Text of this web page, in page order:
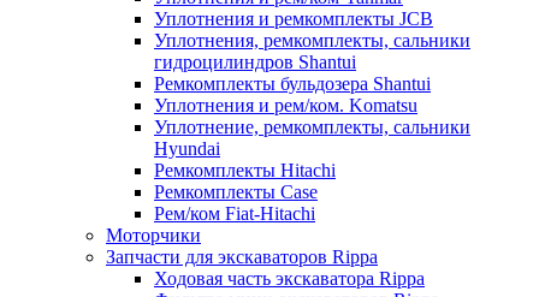
Уплотнения и ремкомплекты JCB
Уплотнения, ремкомплекты, сальники
гидроцилиндров Shantui
Ремкомплекты бульдозера Shantui
Уплотнения и рем/ком. Komatsu
Уплотнение, ремкомплекты, сальники
Hyundai
Ремкомплекты Hitachi
Ремкомплекты Case
Рем/ком Fiat-Hitachi
Моторчики
Запчасти для экскаваторов Rippa
Ходовая часть экскаватора Rippa